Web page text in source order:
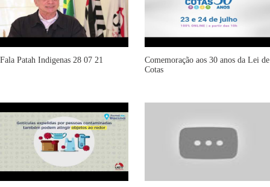
Fala Patah Indigenas 28 07 21
Comemoração aos 30 anos da Lei de
Cotas